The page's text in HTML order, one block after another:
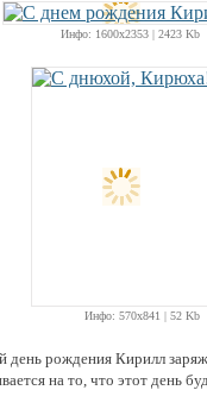
Инфо: 1600х2353 | 2423 Kb
Инфо: 570х841 | 52 Kb
день рождения Кирилл
на то, что этот день